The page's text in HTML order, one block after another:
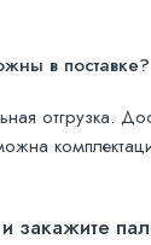
в поставке?
отгрузка.
закажите